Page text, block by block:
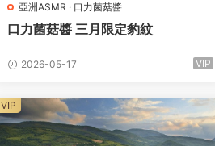
亞洲ASMR · 口力菌菇醬
口力菌菇醬 三月限定豹紋
2026-05-17 VIP
VIP